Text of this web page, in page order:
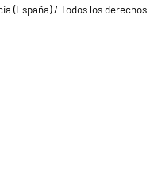
(España) / Todos los derechos